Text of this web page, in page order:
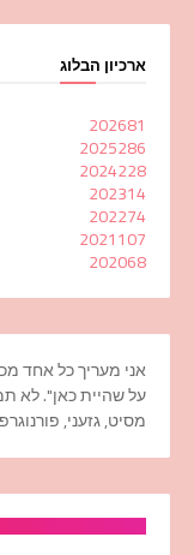
ארכיון הבלוג
202681
2025286
2024228
202314
202274
2021107
202068
אני מעריך כל אחד
על שהיית כאן". לא
מסיט, גזעני,